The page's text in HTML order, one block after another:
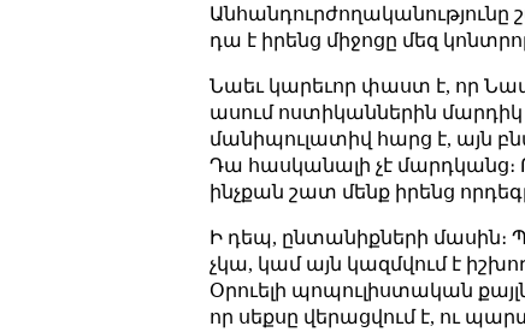
դա է իրենց միջոցը մեզ կոնտրոլ
Նաեւ կարեւոր փաստ է, որ
ասում ոստիկաններին մարդիկ
մանիպուլատիվ հարց է, այն
Դա հասկանալի չէ մարդկանց։
ինչքան շատ մենք իրենց
Ի դեպ, ընտանիքների մասին։
չկա, կամ այն կազմվում է
Օրուելի պոպուլիստական
որ սեքսը վերացվում է, ու